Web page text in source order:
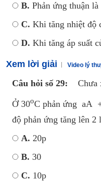
B. Phản ứng thuận
C. Khi tăng nhiệt độ
D. Khi tăng áp suất
Xem lời giải Video lý
Câu hỏi số 29: Chưa
Ở 30oC phản ứng aA
độ phản ứng tăng lên
A. 20p
B. 30
C. 10p